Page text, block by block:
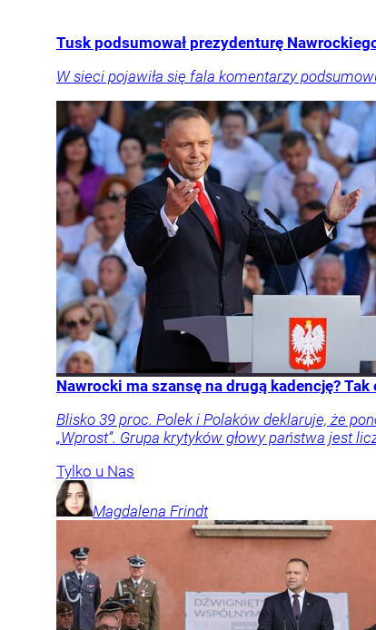
Tusk podsumował prezydenturę
W sieci pojawiła się fala komentarzy
Nawrocki ma szansę na drugą kadencję?
Blisko 39 proc. Polek i Polaków deklaruje, że
„Wprost”. Grupa krytyków głowy państwa jest
Tylko u Nas
Magdalena Frindt